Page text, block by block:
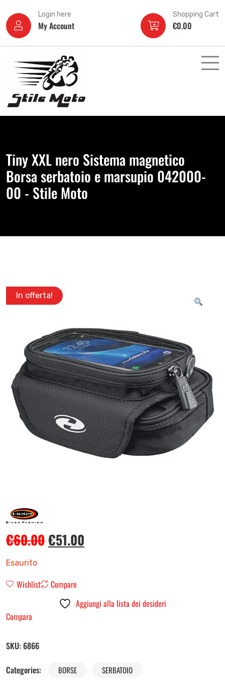
Login here
My Account
Shopping Cart
€0.00
Tiny XXL nero Sistema magnetico
Borsa serbatoio e marsupio 042000-
00 - Stile Moto
In offerta!
€60.00€51.00
Esaurito
Wishlist
Compare
Aggiungi alla lista dei desideri
Compara
SKU: 6866
Categories:
BORSE SERBATOIO